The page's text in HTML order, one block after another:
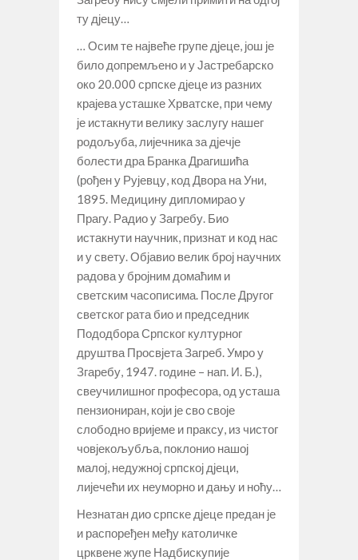
ту дјецу…
… Осим те највеће групе дјеце, још је
било допремљено и у Јастребарско
око 20.000 српске дјеце из разних
крајева усташке Хрватске, при чему
је истакнути велику заслугу нашег
родољуба, лијечника за дјечје
болести дра Бранка Драгишића
(рођен у Рујевцу, код Двора на Уни,
1895. Медицину дипломирао у
Прагу. Радио у Загребу. Био
истакнути научник, признат и код нас
и у свету. Објавио велик број научних
радова у бројним домаћим и
светским часописима. После Другог
светског рата био и председник
Пододбора Српског културног
друштва Просвјета Загреб. Умро у
Згаребу, 1947. године – нап. И. Б.),
свеучилишног професора, од усташа
пензиониран, који је сво своје
слободно вријеме и праксу, из чистог
човјекољубља, поклонио нашој
малој, недужној српској дјеци,
лијечећи их неуморно и дању и ноћу…
Незнатан дио српске дјеце предан је
и распоређен међу католичке
црквене жупе Надбискупије